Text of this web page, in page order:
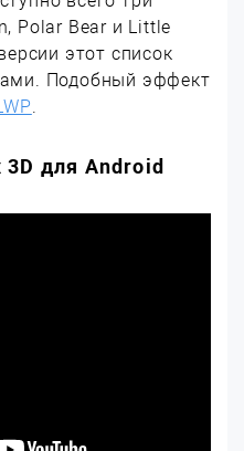
Polar Bear и Little
этот список
Подобный эффект
.
для Android